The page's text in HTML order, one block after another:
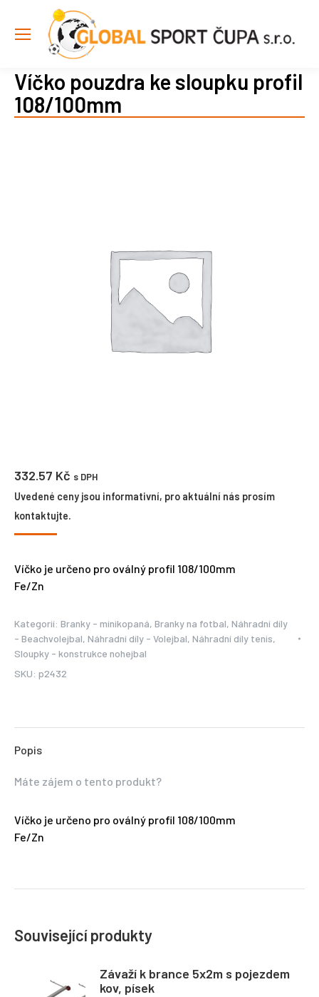
Víčko pouzdra ke sloupku profil
108/100mm
332.57 Kč s DPH
Uvedené ceny jsou informativní, pro aktuální nás prosím
kontaktujte.
Víčko je určeno pro oválný profil 108/100mm
Fe/Zn
Kategorií: Branky - minikopaná, Branky na fotbal, Náhradní díly
- Beachvolejbal, Náhradní díly - Volejbal, Náhradní díly tenis,
Sloupky - konstrukce nohejbal
SKU: p2432
Popis
Máte zájem o tento produkt?
Víčko je určeno pro oválný profil 108/100mm
Fe/Zn
Související produkty
Závaží k brance 5x2m s pojezdem
kov, písek